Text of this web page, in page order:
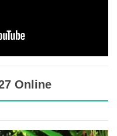
Online